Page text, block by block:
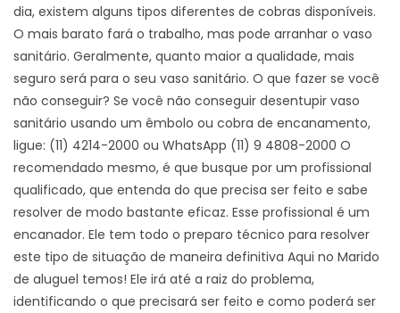
dia, existem alguns tipos diferentes de cobras disponíveis.
O mais barato fará o trabalho, mas pode arranhar o vaso
sanitário. Geralmente, quanto maior a qualidade, mais
seguro será para o seu vaso sanitário. O que fazer se você
não conseguir? Se você não conseguir desentupir vaso
sanitário usando um êmbolo ou cobra de encanamento,
ligue: (11) 4214-2000 ou WhatsApp (11) 9 4808-2000 O
recomendado mesmo, é que busque por um profissional
qualificado, que entenda do que precisa ser feito e sabe
resolver de modo bastante eficaz. Esse profissional é um
encanador. Ele tem todo o preparo técnico para resolver
este tipo de situação de maneira definitiva Aqui no Marido
de aluguel temos! Ele irá até a raiz do problema,
identificando o que precisará ser feito e como poderá ser